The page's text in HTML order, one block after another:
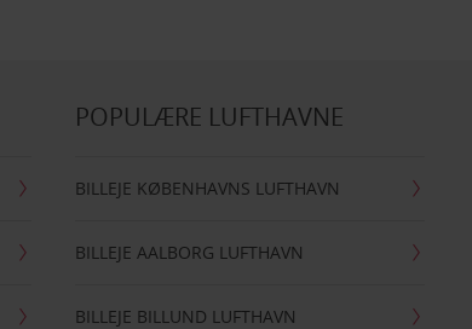
POPULÆRE LUFTHAVNE
BILLEJE KØBENHAVNS LUFTHAVN
BILLEJE AALBORG LUFTHAVN
BILLEJE BILLUND LUFTHAVN